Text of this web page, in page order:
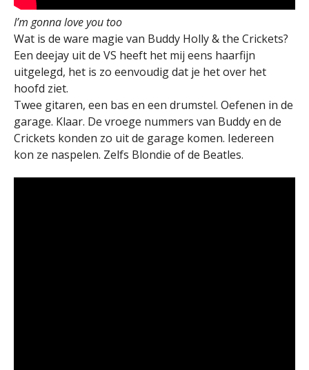
I’m gonna love you too
Wat is de ware magie van Buddy Holly & the Crickets?
Een deejay uit de VS heeft het mij eens haarfijn
uitgelegd, het is zo eenvoudig dat je het over het
hoofd ziet.
Twee gitaren, een bas en een drumstel. Oefenen in de
garage. Klaar. De vroege nummers van Buddy en de
Crickets konden zo uit de garage komen. Iedereen
kon ze naspelen. Zelfs Blondie of de Beatles.